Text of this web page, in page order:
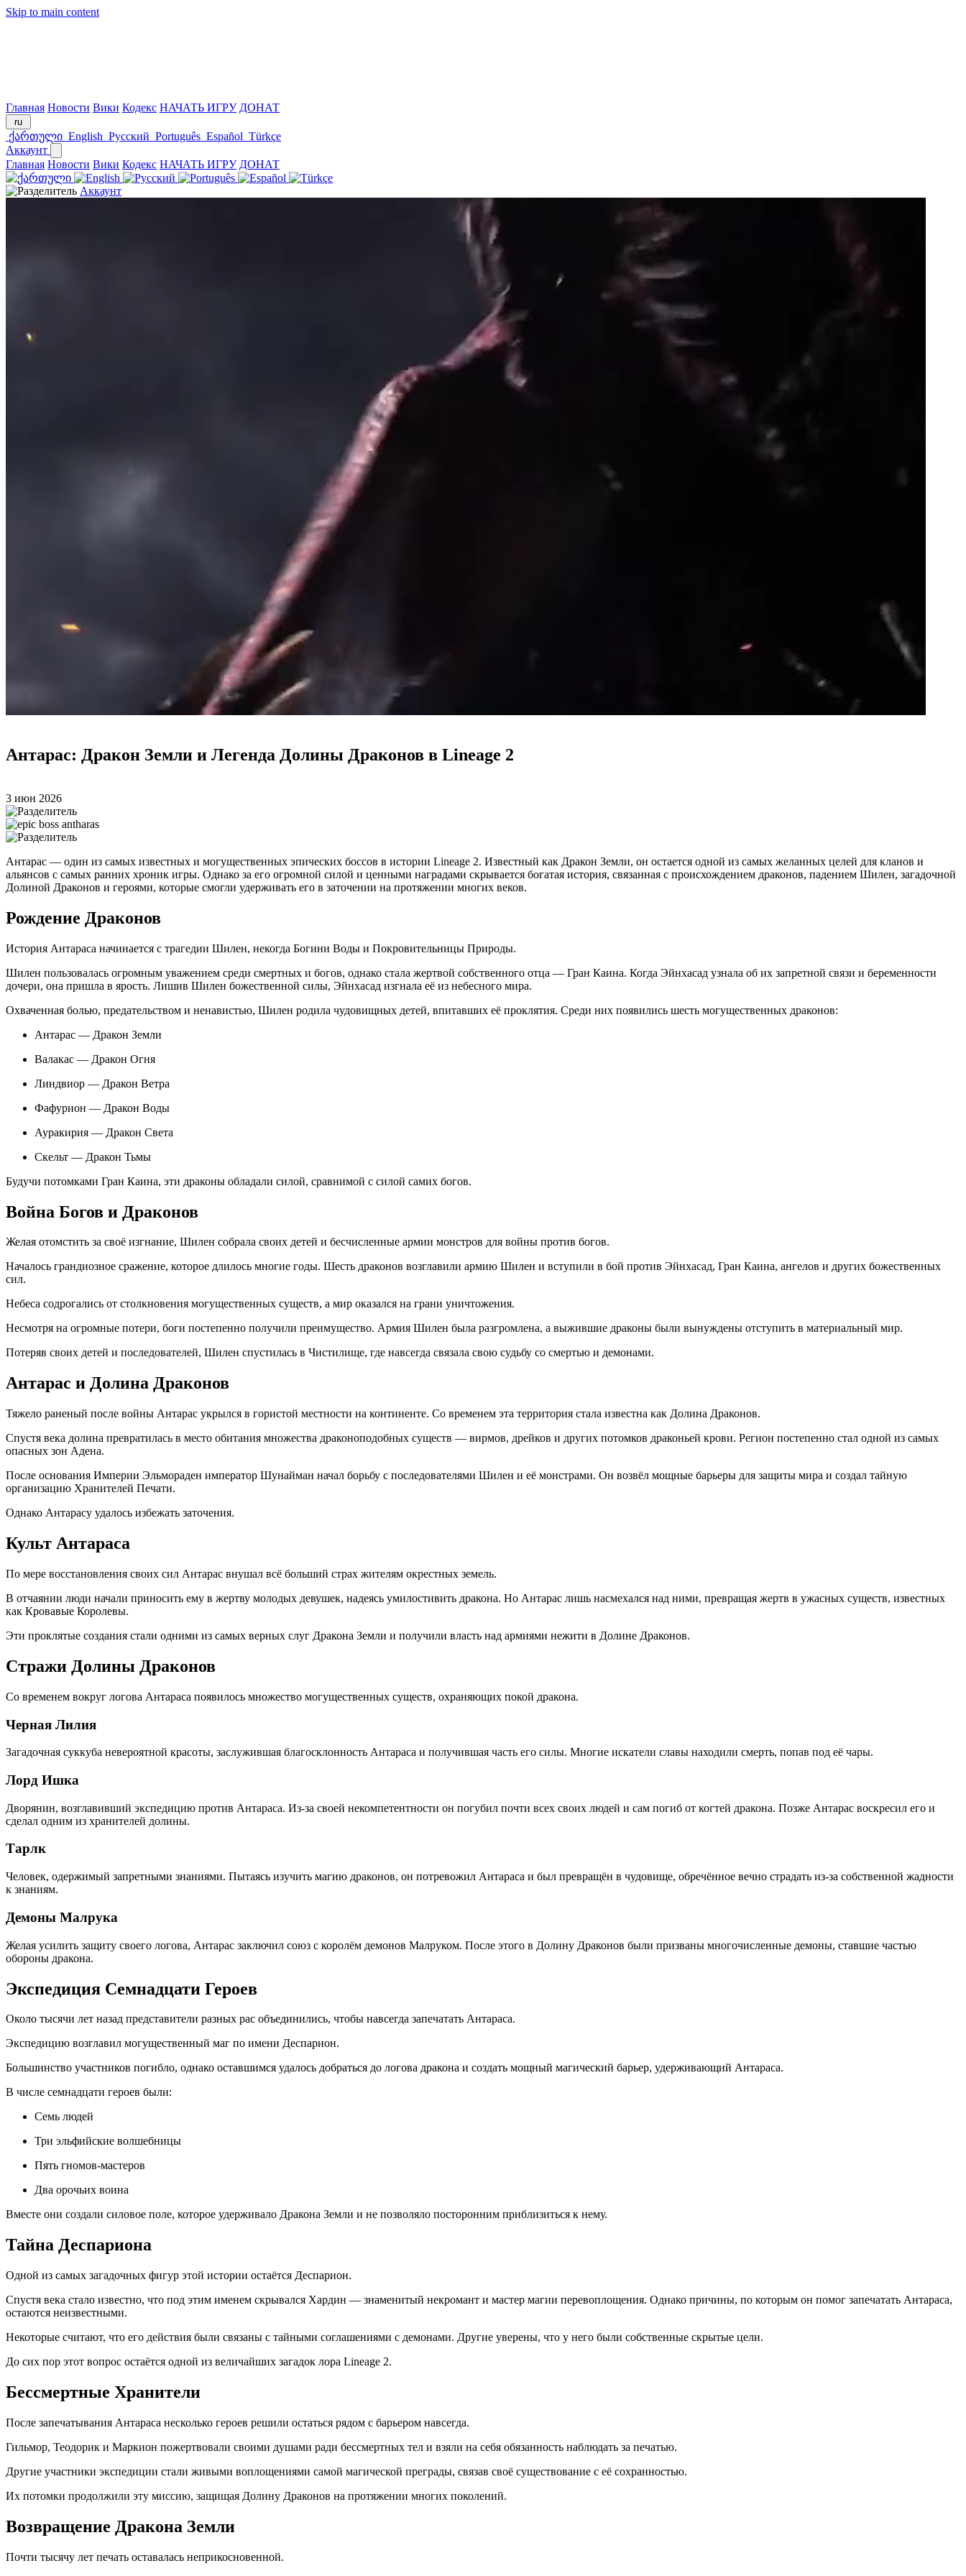
Skip to main content
Главная Новости Вики Кодекс НАЧАТЬ ИГРУ ДОНАТ
ru
ქართული English Русский Português Español Türkçe
Аккаунт
Главная Новости Вики Кодекс НАЧАТЬ ИГРУ ДОНАТ
Аккаунт
Антарас: Дракон Земли и Легенда Долины Драконов в Lineage 2
3 июн 2026
Антарас — один из самых известных и могущественных эпических боссов в истории Lineage 2. Известный как Дракон Земли, он остается одной из самых желанных целей для кланов и
альянсов с самых ранних хроник игры. Однако за его огромной силой и ценными наградами скрывается богатая история, связанная с происхождением драконов, падением Шилен, загадочной
Долиной Драконов и героями, которые смогли удерживать его в заточении на протяжении многих веков.
Рождение Драконов
История Антараса начинается с трагедии Шилен, некогда Богини Воды и Покровительницы Природы.
Шилен пользовалась огромным уважением среди смертных и богов, однако стала жертвой собственного отца — Гран Каина. Когда Эйнхасад узнала об их запретной связи и беременности
дочери, она пришла в ярость. Лишив Шилен божественной силы, Эйнхасад изгнала её из небесного мира.
Охваченная болью, предательством и ненавистью, Шилен родила чудовищных детей, впитавших её проклятия. Среди них появились шесть могущественных драконов:
Антарас — Дракон Земли
Валакас — Дракон Огня
Линдвиор — Дракон Ветра
Фафурион — Дракон Воды
Ауракирия — Дракон Света
Скельт — Дракон Тьмы
Будучи потомками Гран Каина, эти драконы обладали силой, сравнимой с силой самих богов.
Война Богов и Драконов
Желая отомстить за своё изгнание, Шилен собрала своих детей и бесчисленные армии монстров для войны против богов.
Началось грандиозное сражение, которое длилось многие годы. Шесть драконов возглавили армию Шилен и вступили в бой против Эйнхасад, Гран Каина, ангелов и других божественных
сил.
Небеса содрогались от столкновения могущественных существ, а мир оказался на грани уничтожения.
Несмотря на огромные потери, боги постепенно получили преимущество. Армия Шилен была разгромлена, а выжившие драконы были вынуждены отступить в материальный мир.
Потеряв своих детей и последователей, Шилен спустилась в Чистилище, где навсегда связала свою судьбу со смертью и демонами.
Антарас и Долина Драконов
Тяжело раненый после войны Антарас укрылся в гористой местности на континенте. Со временем эта территория стала известна как Долина Драконов.
Спустя века долина превратилась в место обитания множества драконоподобных существ — вирмов, дрейков и других потомков драконьей крови. Регион постепенно стал одной из самых
опасных зон Адена.
После основания Империи Эльмораден император Шунайман начал борьбу с последователями Шилен и её монстрами. Он возвёл мощные барьеры для защиты мира и создал тайную
организацию Хранителей Печати.
Однако Антарасу удалось избежать заточения.
Культ Антараса
По мере восстановления своих сил Антарас внушал всё больший страх жителям окрестных земель.
В отчаянии люди начали приносить ему в жертву молодых девушек, надеясь умилостивить дракона. Но Антарас лишь насмехался над ними, превращая жертв в ужасных существ, известных
как Кровавые Королевы.
Эти проклятые создания стали одними из самых верных слуг Дракона Земли и получили власть над армиями нежити в Долине Драконов.
Стражи Долины Драконов
Со временем вокруг логова Антараса появилось множество могущественных существ, охраняющих покой дракона.
Черная Лилия
Загадочная суккуба невероятной красоты, заслужившая благосклонность Антараса и получившая часть его силы. Многие искатели славы находили смерть, попав под её чары.
Лорд Ишка
Дворянин, возглавивший экспедицию против Антараса. Из-за своей некомпетентности он погубил почти всех своих людей и сам погиб от когтей дракона. Позже Антарас воскресил его и
сделал одним из хранителей долины.
Тарлк
Человек, одержимый запретными знаниями. Пытаясь изучить магию драконов, он потревожил Антараса и был превращён в чудовище, обречённое вечно страдать из-за собственной жадности
к знаниям.
Демоны Малрука
Желая усилить защиту своего логова, Антарас заключил союз с королём демонов Малруком. После этого в Долину Драконов были призваны многочисленные демоны, ставшие частью
обороны дракона.
Экспедиция Семнадцати Героев
Около тысячи лет назад представители разных рас объединились, чтобы навсегда запечатать Антараса.
Экспедицию возглавил могущественный маг по имени Деспарион.
Большинство участников погибло, однако оставшимся удалось добраться до логова дракона и создать мощный магический барьер, удерживающий Антараса.
В числе семнадцати героев были:
Семь людей
Три эльфийские волшебницы
Пять гномов-мастеров
Два орочьих воина
Вместе они создали силовое поле, которое удерживало Дракона Земли и не позволяло посторонним приблизиться к нему.
Тайна Деспариона
Одной из самых загадочных фигур этой истории остаётся Деспарион.
Спустя века стало известно, что под этим именем скрывался Хардин — знаменитый некромант и мастер магии перевоплощения. Однако причины, по которым он помог запечатать Антараса,
остаются неизвестными.
Некоторые считают, что его действия были связаны с тайными соглашениями с демонами. Другие уверены, что у него были собственные скрытые цели.
До сих пор этот вопрос остаётся одной из величайших загадок лора Lineage 2.
Бессмертные Хранители
После запечатывания Антараса несколько героев решили остаться рядом с барьером навсегда.
Гильмор, Теодорик и Маркион пожертвовали своими душами ради бессмертных тел и взяли на себя обязанность наблюдать за печатью.
Другие участники экспедиции стали живыми воплощениями самой магической преграды, связав своё существование с её сохранностью.
Их потомки продолжили эту миссию, защищая Долину Драконов на протяжении многих поколений.
Возвращение Дракона Земли
Почти тысячу лет печать оставалась неприкосновенной.